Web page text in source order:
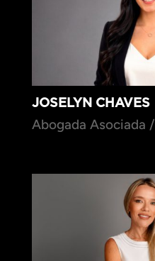
JOSELYN CHAVES
Abogada Asociada /